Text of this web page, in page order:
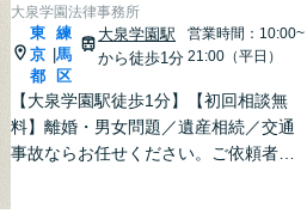
大泉学園法律事務所
東
京
都
|
練
馬
区
大泉学園駅
から徒歩1分
営業時間：10:00~
21:00（平日）
【大泉学園駅徒歩1分】【初回相談無
料】離婚・男女問題／遺産相続／交通
事故ならお任せください。ご依頼者様